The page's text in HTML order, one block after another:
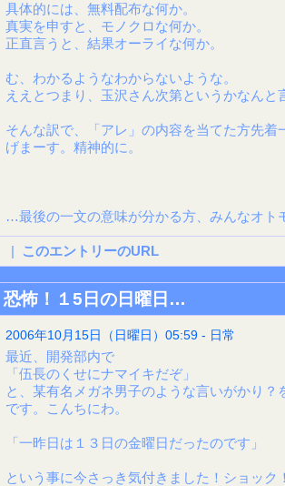
具体的には、無料配布な何か。
真実を申すと、モノクロな何か。
正直言うと、結果オーライな何か。
む、わかるようなわからないような。
ええとつまり、玉沢さん次第というかなん
そんな訳で、「アレ」の内容を当てた方先着
げまーす。精神的に。
…最後の一文の意味が分かる方、みんなオト
| このエントリーのURL
恐怖！１5日の日曜日…
2006年10月15日（日曜日）05:59 - 日常
最近、開発部内で
「伍長のくせにナマイキだぞ」
と、某有名メガネ男子のような言いがかり？
です。こんちにわ。
「一昨日は１３日の金曜日だったのです」
という事に今さっき気付きました！ショック